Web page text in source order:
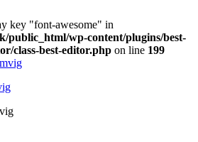
key "font-awesome" in
public_html/wp-content/plugins/best-
class-best-editor.php on line 199